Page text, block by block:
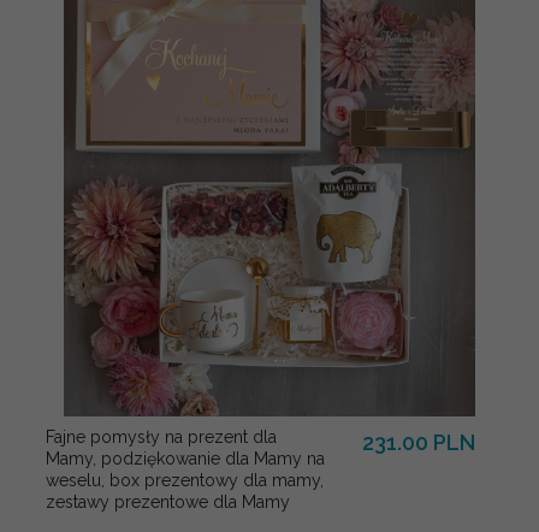
Fajne pomysły na prezent dla
Mamy, podziękowanie dla Mamy na
weselu, box prezentowy dla mamy,
zestawy prezentowe dla Mamy
231.00 PLN